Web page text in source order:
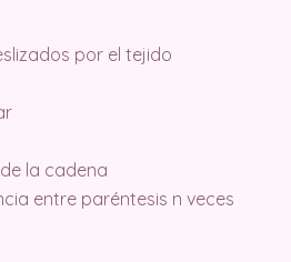
por el tejido
la cadena
entre paréntesis n veces